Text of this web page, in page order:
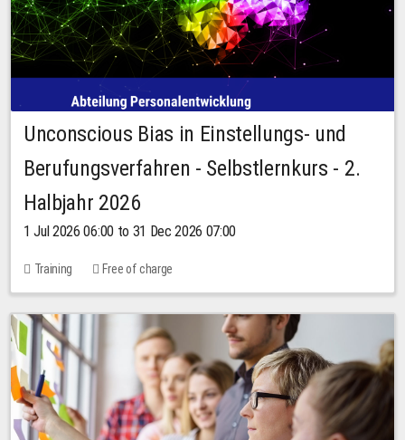
Unconscious Bias in Einstellungs- und
Berufungsverfahren - Selbstlernkurs - 2.
Halbjahr 2026
1 Jul 2026 06:00 to 31 Dec 2026 07:00
Training Free of charge